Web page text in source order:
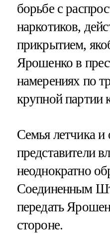
борьбе с
наркотиков,
прикрытием,
Ярошенко в
намерениях по
крупной партии
Семья летчика
представители
неоднократно
Соединенным
передать
стороне.